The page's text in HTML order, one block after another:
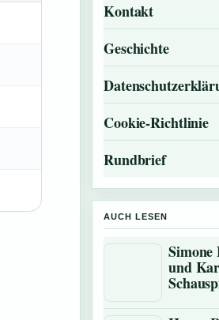
Kontakt
Geschichte
Cookie-Richtlinie
Rundbrief
AUCH LESEN
Simone
und